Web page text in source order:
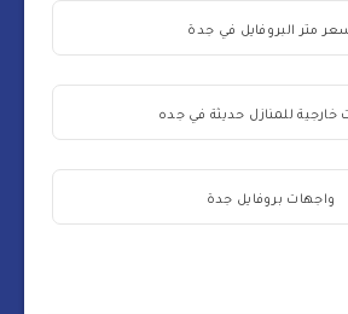
متر البروفايل في جدة
خارجية للمنازل حديثة في جده
واجهات بروفايل جدة